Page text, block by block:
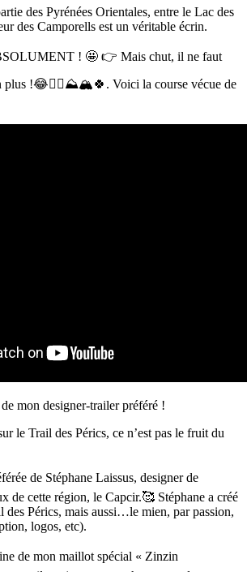
des Pyrénées Orientales, entre le Lac des
des Camporells est un véritable écrin.
! 🤩 👉 Mais chut, il ne faut
plus !😂🤦‍♂️⛰🏔🍀. Voici la course vécue de
mon designer-trailer préféré !
le Trail des Pérics, ce n’est pas le fruit du
de Stéphane Laissus, designer de
de cette région, le Capcir.🥰 Stéphane a créé
des Pérics, mais aussi…le mien, par passion,
logos, etc).
de mon maillot spécial « Zinzin